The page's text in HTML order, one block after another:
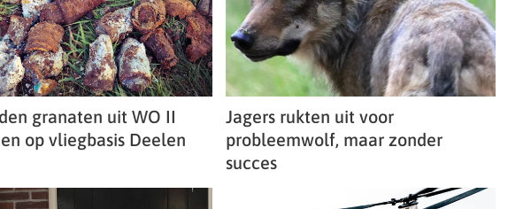
granaten uit WO II
op vliegbasis Deelen
Jagers rukten uit voor
probleemwolf, maar zonder
succes